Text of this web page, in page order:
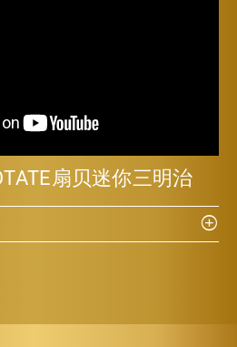
扇贝迷你三明治